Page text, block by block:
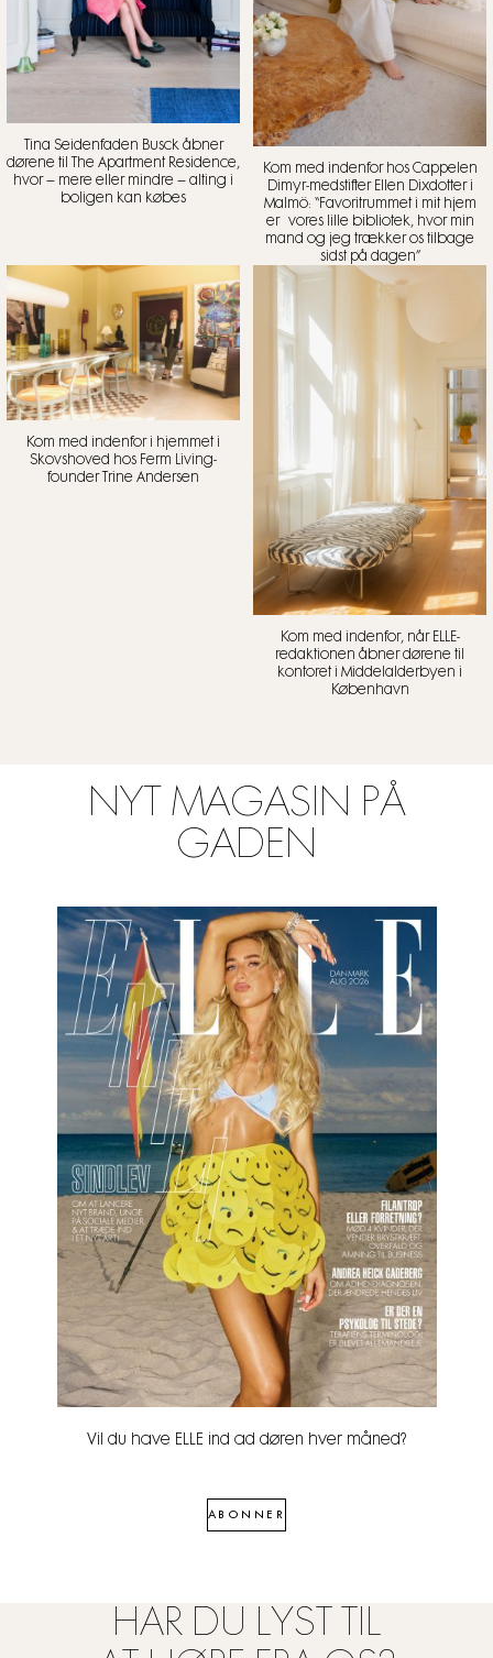
Tina Seidenfaden Busck åbner
dørene til The Apartment Residence,
hvor – mere eller mindre – alting i
boligen kan købes
Kom med indenfor hos Cappelen
Dimyr-medstifter Ellen Dixdotter i
Malmö: “Favoritrummet i mit hjem
er vores lille bibliotek, hvor min
mand og jeg trækker os tilbage
sidst på dagen”
Kom med indenfor i hjemmet i
Skovshoved hos Ferm Living-
founder Trine Andersen
Kom med indenfor, når ELLE-
redaktionen åbner dørene til
kontoret i Middelalderbyen i
København
NYT MAGASIN PÅ
GADEN
Vil du have ELLE ind ad døren hver måned?
ABONNER
HAR DU LYST TIL